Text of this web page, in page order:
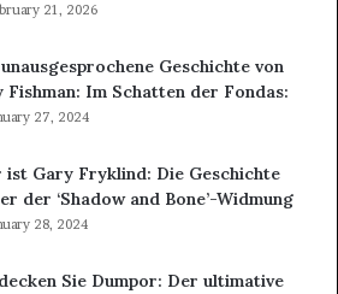
21, 2026
Geschichte von
Fishman: Im Schatten der Fondas:
27, 2024
ist Gary Fryklind: Die Geschichte
der ‘Shadow and Bone’-Widmung
28, 2024
Sie Dumpor: Der ultimative